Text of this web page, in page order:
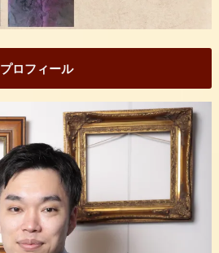
プロフィール